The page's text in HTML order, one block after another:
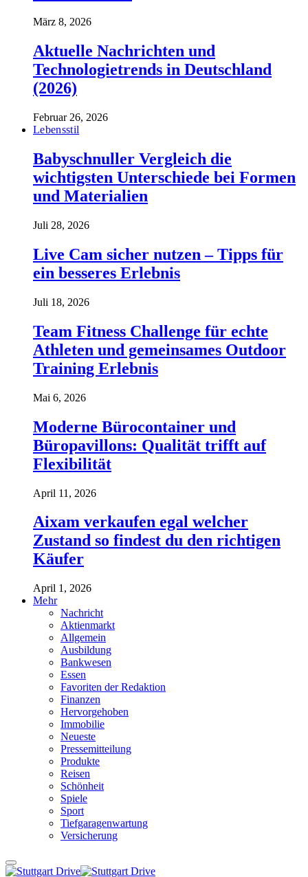
März 8, 2026
Aktuelle Nachrichten und
Technologietrends in Deutschland
(2026)
Februar 26, 2026
Lebensstil
Babyschnuller Vergleich die
wichtigsten Unterschiede bei Formen
und Materialien
Juli 28, 2026
Live Cam sicher nutzen – Tipps für
ein besseres Erlebnis
Juli 18, 2026
Team Fitness Challenge für echte
Athleten und gemeinsames Outdoor
Training Erlebnis
Mai 6, 2026
Moderne Bürocontainer und
Büropavillons: Qualität trifft auf
Flexibilität
April 11, 2026
Aixam verkaufen egal welcher
Zustand so findest du den richtigen
Käufer
April 1, 2026
Mehr
Nachricht
Aktienmarkt
Allgemein
Ausbildung
Bankwesen
Essen
Favoriten der Redaktion
Finanzen
Hervorgehoben
Immobilie
Neueste
Pressemitteilung
Produkte
Reisen
Schönheit
Spiele
Sport
Tiefgaragenwartung
Versicherung